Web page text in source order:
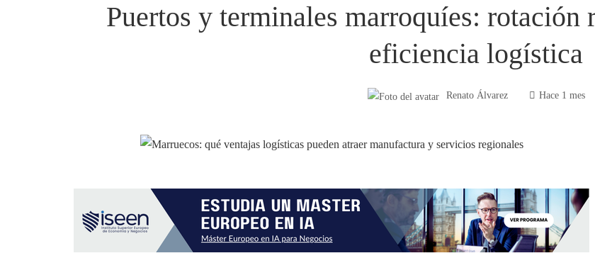
Puertos y terminales marroquíes: rotación
eficiencia logística
Renato Álvarez Hace 1 mes